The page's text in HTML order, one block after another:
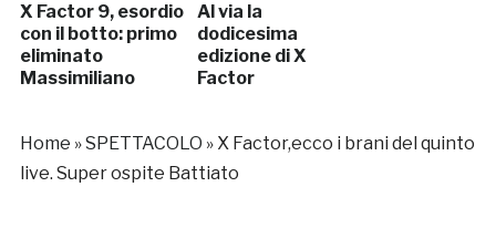
X Factor 9, esordio
con il botto: primo
eliminato
Massimiliano
Al via la
dodicesima
edizione di X
Factor
Home »SPETTACOLO » X Factor,ecco i brani del quinto
live. Super ospite Battiato